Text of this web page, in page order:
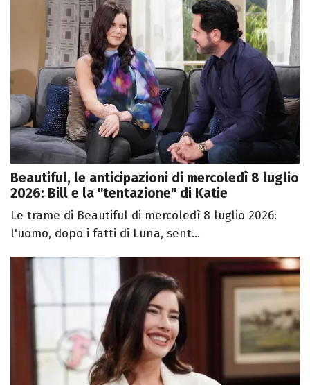
Beautiful, le anticipazioni di mercoledì 8 luglio
2026: Bill e la "tentazione" di Katie
Le trame di Beautiful di mercoledì 8 luglio 2026:
l'uomo, dopo i fatti di Luna, sent...